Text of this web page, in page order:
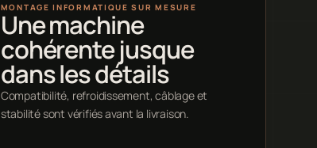
MONTAGE INFORMATIQUE SUR MESURE
Une machine
cohérente jusque
dans les détails
Compatibilité, refroidissement, câblage et
stabilité sont vérifiés avant la livraison.